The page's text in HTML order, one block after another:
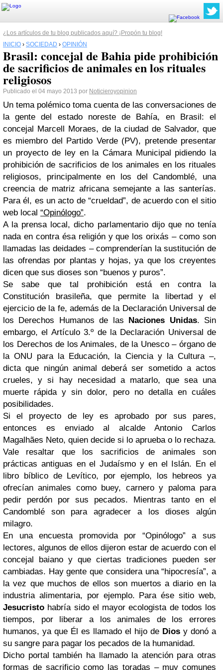
¿Los artículos de tu blog publicados aquí? ¡Propón tu blog!
INICIO › SOCIEDAD › OPINIÓN
Brasil: concejal de Bahia pide prohibición
de sacrificios de animales en los rituales
religiosos
Publicado el 04 mayo 2013 por Noticieroyopinion
Un tema polémico toma cuenta de las conversaciones de
la gente del estado noreste de Bahía, en Brasil: el
concejal Marcell Moraes, de la ciudad de Salvador, que
es miembro del Partido Verde (PV), pretende presentar
un proyecto de ley en la Cámara Municipal pidiendo la
prohibición de sacrificios de los animales en los rituales
religiosos, principalmente en los del Candomblé, una
creencia de matriz africana semejante a las santerías.
Para él, es un acto de “crueldad”, de acuerdo con el sitio
web local “Opinólogo”.
A la prensa local, dicho parlamentario dijo que no tenía
nada en contra ésa religión y que los orixás – como son
llamadas las deidades – comprenderían la sustitución de
las ofrendas por plantas y hojas, ya que los creyentes
dicen que sus dioses son “buenos y puros”.
Se sabe que tal prohibición está en contra la
Constitución brasileña, que permite la libertad y el
ejercicio de la fe, además de la Declaración Universal de
los Derechos Humanos de las Naciones Unidas. Sin
embargo, el Artículo 3.º de la Declaración Universal de
los Derechos de los Animales, de la Unesco – órgano de
la ONU para la Educación, la Ciencia y la Cultura –,
dicta que ningún animal deberá ser sometido a actos
crueles, y si hay necesidad a matarlo, que sea una
muerte rápida y sin dolor, pero no detalla en cuáles
posibilidades.
Si el proyecto de ley es aprobado por sus pares,
entonces es enviado al alcalde Antonio Carlos
Magalhães Neto, quien decide si lo aprueba o lo rechaza.
Vale resaltar que los sacrificios de animales son
prácticas antiguas en el Judaísmo y en el Islán. En el
libro bíblico de Levítico, por ejemplo, los hebreos ya
ofrecían animales como buey, carnero y paloma para
pedir perdón por sus pecados. Mientras tanto en el
Candomblé son para agradecer a los dioses algún
milagro.
En una encuesta promovida por “Opinólogo” a sus
lectores, algunos de ellos dijeron estar de acuerdo con el
concejal baiano y que ciertas tradiciones pueden ser
cambiadas. Hay gente que considera una “hipocresía”, a
la vez que muchos de ellos son muertos a diario en la
industria alimentaria, por ejemplo. Para ése sitio web,
Jesucristo habría sido el mayor ecologista de todos los
tiempos, por liberar a los animales de los errores
humanos, ya que Él es llamado el hijo de Dios y donó a
su sangre para pagar los pecados de la humanidad.
Dicho portal también ha llamado la atención para otras
formas de sacrificio como las toradas – muy comunes